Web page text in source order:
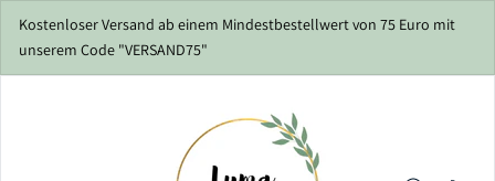
Kostenloser Versand ab einem Mindestbestellwert von 75 Euro mit
unserem Code "VERSAND75"